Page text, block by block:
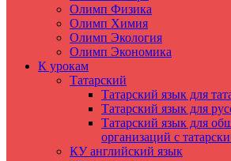
Олимп Физика
Олимп Химия
Олимп Экология
Олимп Экономика
К урокам
Татарский
Татарский язык для
Татарский язык для
Татарский язык для
организаций с
КУ английский язык